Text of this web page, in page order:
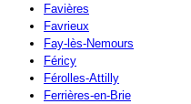
Favières
Favrieux
Fay-lès-Nemours
Féricy
Férolles-Attilly
Ferrières-en-Brie